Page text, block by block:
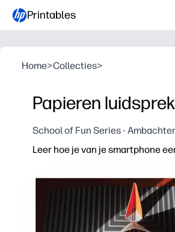
Printables
Home>Collecties>
Papieren
School of Fun Series -
Leer hoe je van je smartphone